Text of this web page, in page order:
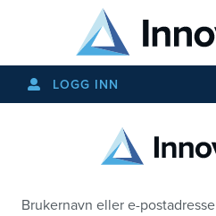
LOGG INN
Brukernavn eller e-postadresse